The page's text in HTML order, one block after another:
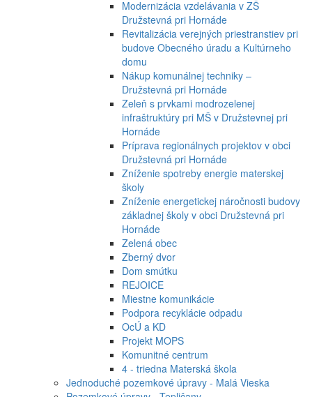
Modernizácia vzdelávania v ZŠ
Družstevná pri Hornáde
Revitalizácia verejných priestranstiev pri
budove Obecného úradu a Kultúrneho
domu
Nákup komunálnej techniky –
Družstevná pri Hornáde
Zeleň s prvkami modrozelenej
infraštruktúry pri MŠ v Družstevnej pri
Hornáde
Príprava regionálnych projektov v obci
Družstevná pri Hornáde
Zníženie spotreby energie materskej
školy
Zníženie energetickej náročnosti budovy
základnej školy v obci Družstevná pri
Hornáde
Zelená obec
Zberný dvor
Dom smútku
REJOICE
Miestne komunikácie
Podpora recyklácie odpadu
OcÚ a KD
Projekt MOPS
Komunitné centrum
4 - triedna Materská škola
Jednoduché pozemkové úpravy - Malá Vieska